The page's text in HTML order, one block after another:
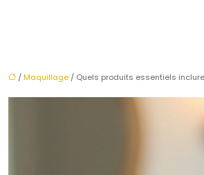
/Maquillage / Quels produits essentiels